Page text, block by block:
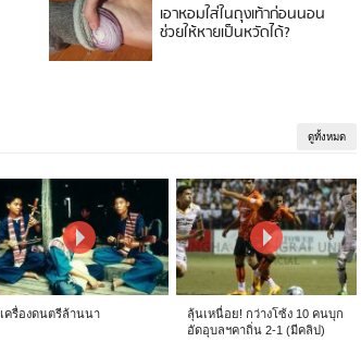
เอาหอมใส่ในถุงเท้าก่อนนอน
ช่วยให้หายเป็นหวัดได้?
ดูทั้งหมด
เครื่องดนตรีล้านนา
ลุ้นเหนื่อย! กว่างโซ้ง 10 คนบุก
อัดอุบลฯคาถิ่น 2-1 (มีคลิป)